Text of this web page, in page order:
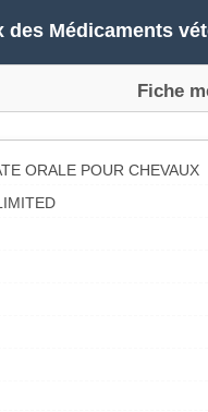
des Médicaments
Fiche
ORALE POUR CHEVAUX